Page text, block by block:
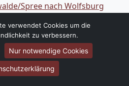
Spree nach Wolfsburg
Spree nach Göttingen
Spree nach Reutlingen
Spree nach Bremer­haven
Spree nach Koblenz
Spree nach Erlangen
verwendet Cookies um die
zu verbessern.
Nur notwendige Cookies